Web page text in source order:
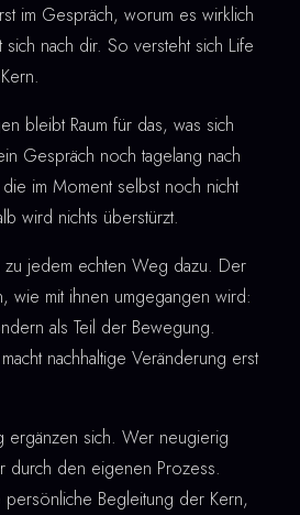
im Gespräch, worum es wirklich
nach dir. So versteht sich Life
bleibt Raum für das, was sich
Gespräch noch tagelang nach
im Moment selbst noch nicht
wird nichts überstürzt.
zu jedem echten Weg dazu. Der
wie mit ihnen umgegangen wird:
als Teil der Bewegung.
nachhaltige Veränderung erst
ergänzen sich. Wer neugierig
durch den eigenen Prozess.
Begleitung der Kern,